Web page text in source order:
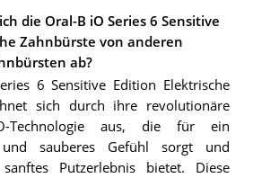
die Oral-B iO Series 6 Sensitive
Zahnbürste von anderen
ab?
6 Sensitive Edition Elektrische
sich durch ihre revolutionäre
Technologie aus, die für ein
und sauberes Gefühl sorgt und
Putzerlebnis bietet. Diese